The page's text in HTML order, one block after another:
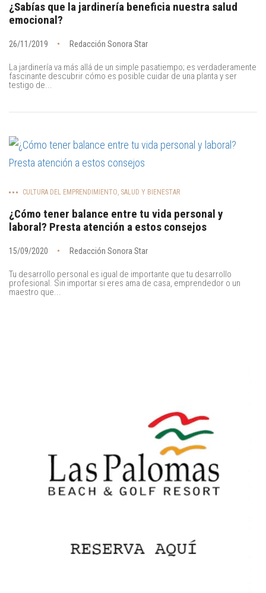
¿Sabías que la jardinería beneficia nuestra salud
emocional?
26/11/2019 Redacción Sonora Star
La jardinería va más allá de un simple pasatiempo; es verdaderamente
fascinante descubrir cómo es posible cuidar de una planta y ser
testigo de...
CULTURA DEL EMPRENDIMIENTO, SALUD Y BIENESTAR
¿Cómo tener balance entre tu vida personal y
laboral? Presta atención a estos consejos
15/09/2020 Redacción Sonora Star
Tu desarrollo personal es igual de importante que tu desarrollo
profesional. Sin importar si eres ama de casa, emprendedor o un
maestro que...